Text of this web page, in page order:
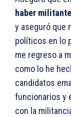
haber
y aseguró que
políticos en lo
me regreso a
como lo he
candidatos
funcionarios y
con la